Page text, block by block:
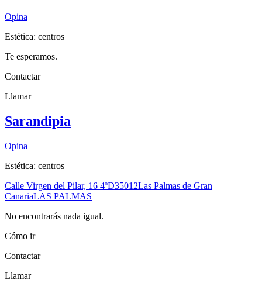
Opina
Estética: centros
Te esperamos.
Contactar
Llamar
Sarandipia
Opina
Estética: centros
Calle Virgen del Pilar, 16 4ºD35012Las Palmas de Gran
CanariaLAS PALMAS
No encontrarás nada igual.
Cómo ir
Contactar
Llamar